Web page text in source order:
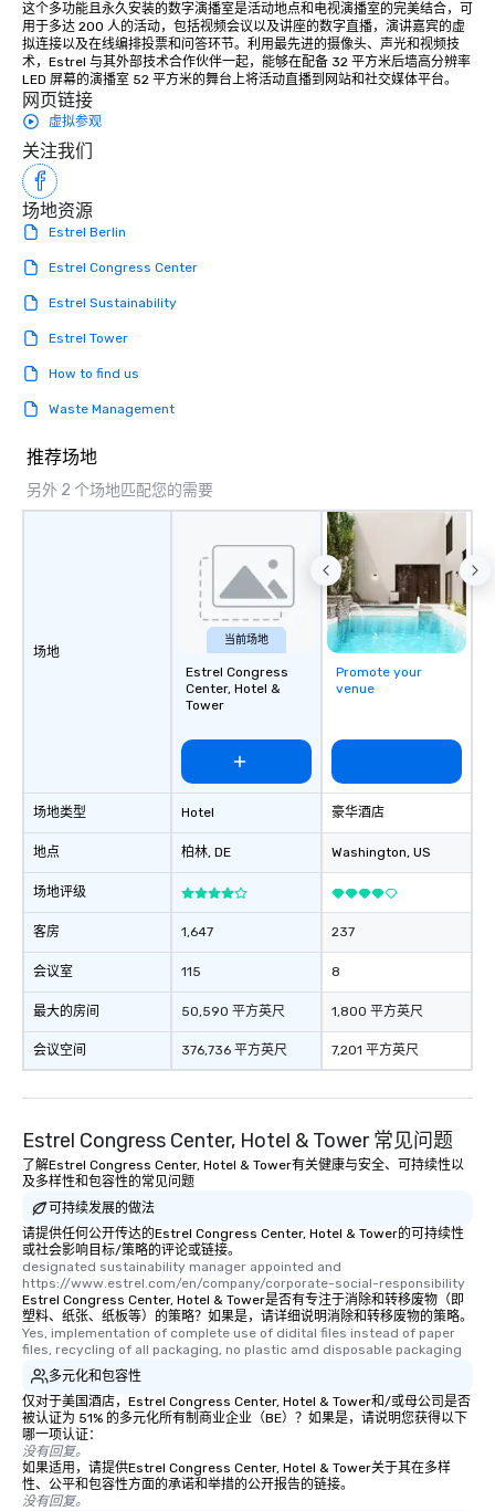
这个多功能且永久安装的数字演播室是活动地点和电视演播室的完美结合，可
用于多达 200 人的活动，包括视频会议以及讲座的数字直播，演讲嘉宾的虚
拟连接以及在线编排投票和问答环节。利用最先进的摄像头、声光和视频技
术，Estrel 与其外部技术合作伙伴一起，能够在配备 32 平方米后墙高分辨率
LED 屏幕的演播室 52 平方米的舞台上将活动直播到网站和社交媒体平台。
网页链接
虚拟参观
关注我们
场地资源
Estrel Berlin
Estrel Congress Center
Estrel Sustainability
Estrel Tower
How to find us
Waste Management
推荐场地
另外 2 个场地匹配您的需要
场地
场地类型
地点
场地评级
客房
会议室
最大的房间
会议空间
当前场地
Estrel Congress
Center, Hotel &
Tower
Hotel
柏林, DE
1,647
115
50,590 平方英尺
376,736 平方英尺
Promote your
venue
豪华酒店
Washington, US
237
8
1,800 平方英尺
7,201 平方英尺
Estrel Congress Center, Hotel & Tower 常见问题
了解Estrel Congress Center, Hotel & Tower有关健康与安全、可持续性以
及多样性和包容性的常见问题
可持续发展的做法
请提供任何公开传达的Estrel Congress Center, Hotel & Tower的可持续性
或社会影响目标/策略的评论或链接。
designated sustainability manager appointed and
https://www.estrel.com/en/company/corporate-social-responsibility
Estrel Congress Center, Hotel & Tower是否有专注于消除和转移废物（即
塑料、纸张、纸板等）的策略？如果是，请详细说明消除和转移废物的策略。
Yes, implementation of complete use of didital files instead of paper
files, recycling of all packaging, no plastic amd disposable packaging
多元化和包容性
仅对于美国酒店，Estrel Congress Center, Hotel & Tower和/或母公司是否
被认证为 51% 的多元化所有制商业企业（BE）？如果是，请说明您获得以下
哪一项认证：
没有回复。
如果适用，请提供Estrel Congress Center, Hotel & Tower关于其在多样
性、公平和包容性方面的承诺和举措的公开报告的链接。
没有回复。